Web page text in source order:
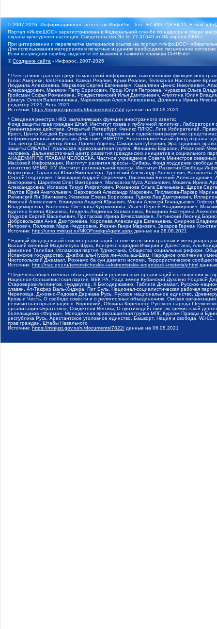
© 2007-2026, Информационное агентство ИнфоРос. Тел.: +7 495 718-84-11, E-mail:
Портал «ИнфоШОС» зарегистрирован в Федеральной службе по надзору в сфере
охраны культурного наследия. Свидетельство Эл № 77-31649 от 04 апреля 2008 г.
При цитировании и перепечатке материалов ссылка на портал «ИнфоШОС»
Для использования материалов в печатных изданиях необходимо письменное
Если вы увидели ошибку, выделите ее мышкой и нажмите клавиши Ctrl+Enter
©Создание сайта - Инфорос, 2007-2026
* Реестр иностранных средств массовой информации, выполняющих функции
Голос Америки, Idel.Реалии, Кавказ.Реалии, Крым.Реалии, Телеканал Настоящее
Людмила Алексеевна, Маркелов Сергей Евгеньевич, Камалягин Денис Николаевич,
Александрович, Маняхин Петр Борисович, Ярош Юлия Петровна, Чуракова Ольга
Гройсман Софья Романовна, Рождественский Илья Дмитриевич, Апухтина Юлия
Шмагун Олеся Валентиновна, Мароховская Алеся Алексеевна, Долинина Ирина
редактор 2021, Вега 2021
Источник: https://minjust.gov.ru/ru/documents/7755/ данные на 03.09.2021
* Сведения реестра НКО, выполняющих функции иностранного агента:
Фонд защиты прав граждан Штаб, Институт права и публичной политики,
Гуманитарное действие, Открытый Петербург, Феникс ПЛЮС, Лига Избирателей,
Крест, Центр Хасдей Ерушалаим, Центр поддержки и содействия развитию средств
информационных инициатив Действие, ВМЕСТЕ, Благотворительный фонд охраны
Так, центр Сова, центр Анна, Проект Апрель, Самарская губерния, Эра здоровья,
защиты СИБАЛЬТ, Уральская правозащитная группа, Женщины Евразии, Рязанский
человека, Дальневосточный центр развития гражданских инициатив и социального
АКАДЕМИЯ ПО ПРАВАМ ЧЕЛОВЕКА, Частное учреждение Совета Министров северных
Массовой Информации, Институт развития прессы - Сибирь, Фонд поддержки
агентство МЕМО. РУ, Институт региональной прессы, Институт Развития Свободы
Борисовна, Таранова Юлия Николаевна, Туровский Александр Алексеевич,
Сергей Георгиевич, Пивоваров Андрей Сергеевич, Писемский Евгений
Викторович, Шарипков Олег Викторович, Мальсагов Муса Асланович, Мошель Ирина
Александровна, Исламов Тимур Рифгатович, Романова Ольга Евгеньевна, Щаров
Паутов Юрий Анатольевич, Верховский Александр Маркович, Пислакова-Паркер
Рачинский Ян Збигневич, Жемкова Елена Борисовна, Гудков Лев Дмитриевич,
Николай Алексеевич, Блинушов Андрей Юрьевич, Мосин Алексей Геннадьевич,
Владимировна, Баженова Светлана Куприяновна, Исаев Сергей Владимирович,
Буртина Елена Юрьевна, Гендель Людмила Залмановна, Кокорина Екатерина
Подузов Сергей Васильевич, Протасова Ирина Вячеславовна, Литинский Леонид
Добровольская Анна Дмитриевна, Королева Александра Евгеньевна, Смирнов
Петрович, Полякова Мара Федоровна, Резник Генри Маркович, Захаров Герман
Источник: http://unro.minjust.ru/NKOForeignAgent.aspx данные на 28.08.2021
* Единый федеральный список организаций, в том числе иностранных и
Высший военный Маджлисуль Шура, Конгресс народов Ичкерии и Дагестана, Аль-
Движение Талибан, Исламская партия Туркестана, Общество социальных реформ,
Исламское государство, Джабха аль-Нусра ли-Ахль аш-Шам, Народное ополчение
Чистопольский Джамаат, Рохнамо ба суи давлати исломи, Террористическое
Источник: http://nac.gov.ru/terroristicheskie-i-ekstremistskie-organizacii-i-materialy.html
* Перечень общественных объединений и религиозных организаций в отношении
Национал-большевистская партия, ВЕК РА, Рада земли Кубанской Духовно Родовой
Староверов-Инглингов, Нурджулар, К Богодержавию, Таблиги Джамаат, Русское
славян, Ат-Такфир Валь-Хиджра, Пит Буль, Национал-социалистическая рабочая
Череповца, Духовно-Родовая Держава Русь, Русское национальное единство,
Кровь и Честь, О свободе совести и о религиозных объединениях, Омская
религиозная организация п. Боровский, Община Коренного Русского народа
организация «Братство», Свидетели Иеговы, О противодействии экстремистской
болельщиков «Фирма», Молодежная правозащитная группа МПГ, Курсом Правды и
республика Русь, Арестантское уголовное единство, Башкорт, Нация и свобода,
прав граждан, Штабы Навального
Источник: https://minjust.gov.ru/ru/documents/7822/ данные на 06.08.2021